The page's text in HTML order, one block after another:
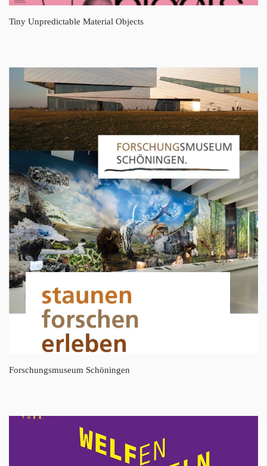
Tiny Unpredictable Material Objects
Forschungsmuseum Schöningen